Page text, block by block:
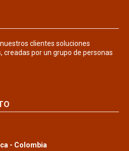
clientes soluciones
por un grupo de personas
- Colombia